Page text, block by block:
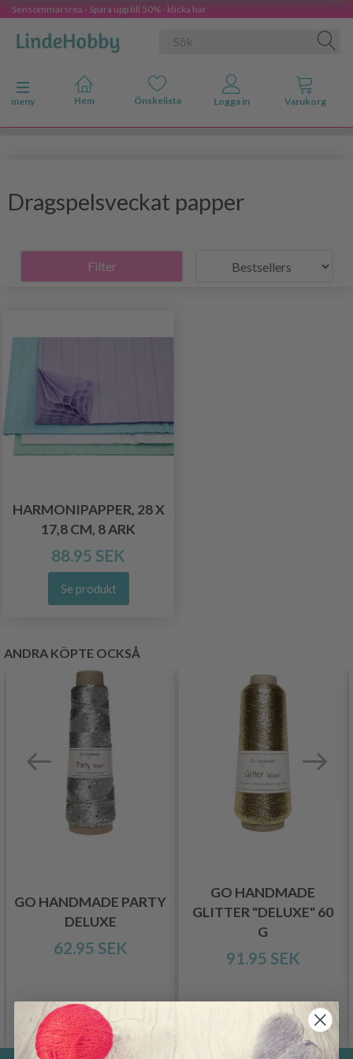
Sensommarsrea - Spara upp till 50% - klicka här
Ändra navigering
meny
Dragspelsveckat papper
Filter
HARMONIPAPPER, 28 X
17,8 CM, 8 ARK
88.95 SEK
Se produkt
ANDRA KÖPTE OCKSÅ
GO HANDMADE PARTY
DELUXE
62.95 SEK
Se produkt
GO HANDMADE
GLITTER "DELUXE" 60
G
91.95 SEK
Se produkt